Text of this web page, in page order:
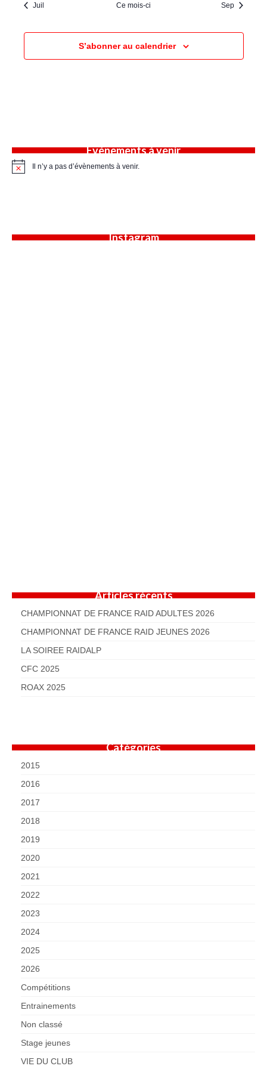
Juil Ce mois-ci Sep
S’abonner au calendrier
Évènements à venir
Notice Il n’y a pas d’évènements à venir.
Instagram
Articles récents
CHAMPIONNAT DE FRANCE RAID ADULTES 2026
CHAMPIONNAT DE FRANCE RAID JEUNES 2026
LA SOIREE RAIDALP
CFC 2025
ROAX 2025
Catégories
2015
2016
2017
2018
2019
2020
2021
2022
2023
2024
2025
2026
Compétitions
Entrainements
Non classé
Stage jeunes
VIE DU CLUB